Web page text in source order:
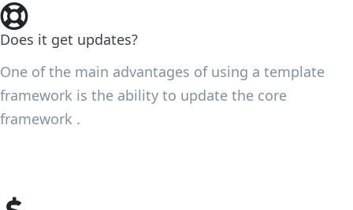
Does it get updates?
One of the main advantages of using a template
framework is the ability to update the core
framework .